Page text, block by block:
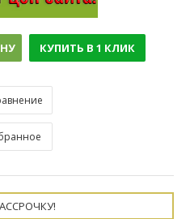
КУПИТЬ В 1 КЛИК